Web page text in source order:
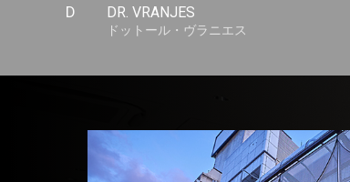
D DR. VRANJES
ドットール・ヴラニエス